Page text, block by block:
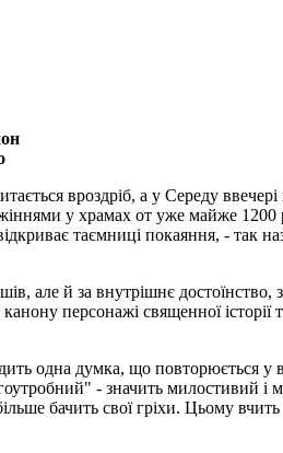
вроздріб, а у Середу
у храмах от уже майже 1200
таємниці покаяння, - так
але й за внутрішнє
персонажі священної історії
одна думка, що повторюється у
- значить милостивий і
бачить свої гріхи. Цьому